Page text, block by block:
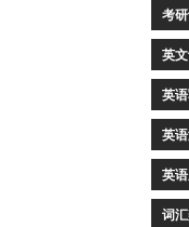
考
英
英
英
英
词